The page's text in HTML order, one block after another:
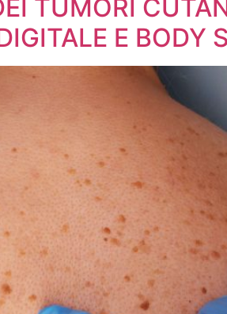
TUMORI
E BODY